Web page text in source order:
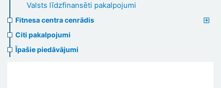
Valsts līdzfinansēti pakalpojumi
Fitnesa centra cenrādis
Citi pakalpojumi
Īpašie piedāvājumi